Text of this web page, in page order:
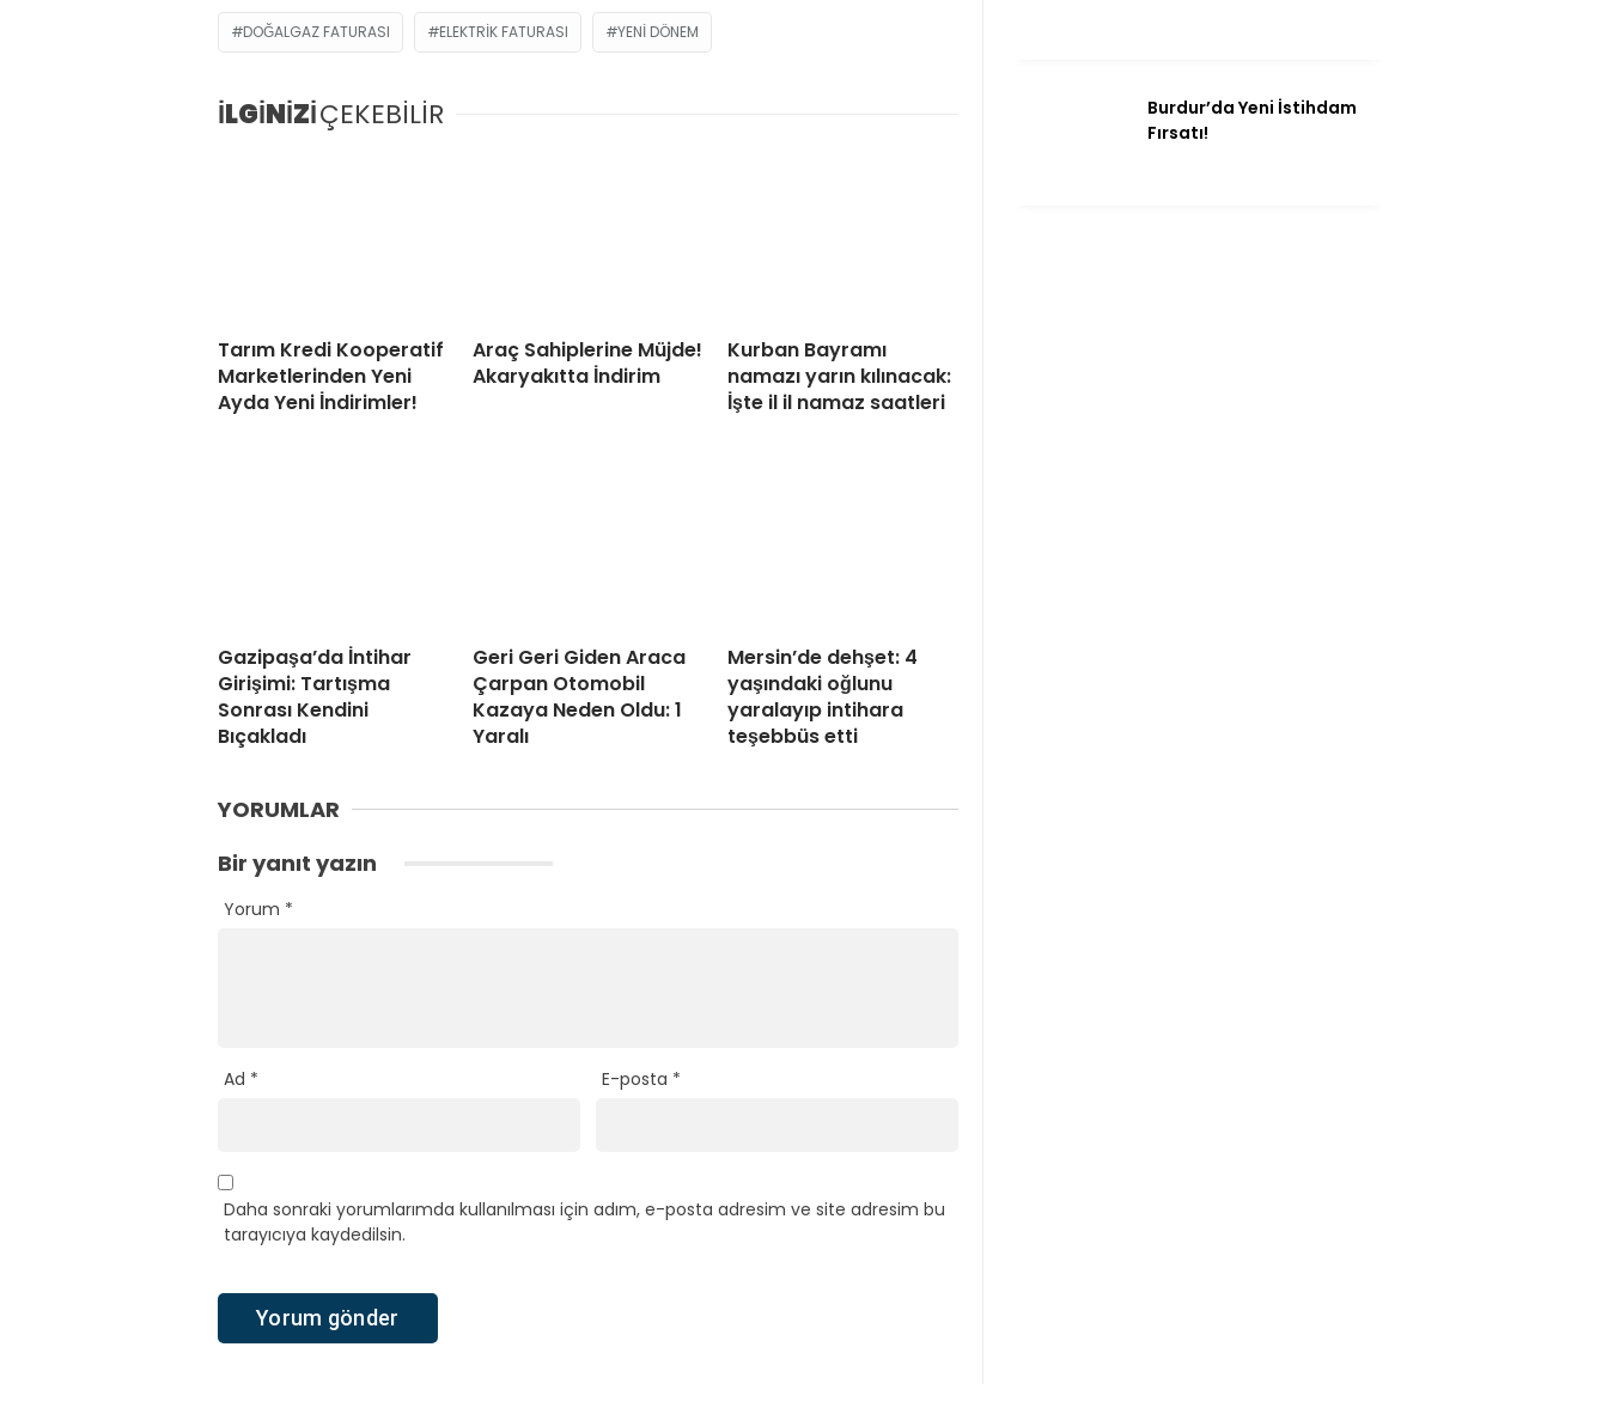
DOĞALGAZ FATURASI ELEKTRIK FATURASI YENI DÖNEM
İLGİNİZİÇEKEBİLİR
Tarım Kredi Kooperatif
Marketlerinden Yeni
Ayda Yeni İndirimler!
Araç Sahiplerine Müjde!
Akaryakıtta İndirim
Kurban Bayramı
namazı yarın kılınacak:
İşte il il namaz saatleri
Gazipaşa’da İntihar
Girişimi: Tartışma
Sonrası Kendini
Bıçakladı
Geri Geri Giden Araca
Çarpan Otomobil
Kazaya Neden Oldu: 1
Yaralı
Mersin’de dehşet: 4
yaşındaki oğlunu
yaralayıp intihara
teşebbüs etti
YORUMLAR
Bir yanıt yazın
Yorum *
Ad * E-posta *
Daha sonraki yorumlarımda kullanılması için adım, e-posta adresim ve site adresim bu
tarayıcıya kaydedilsin.
Burdur’da Yeni İstihdam
Fırsatı!